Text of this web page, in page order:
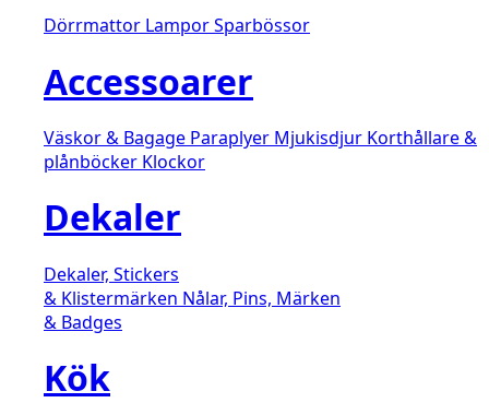
Dörrmattor LamporSparbössor
Accessoarer
Väskor & Bagage Paraplyer Mjukisdjur Korthållare &
plånböcker Klockor
Dekaler
Dekaler, Stickers
& Klistermärken Nålar, Pins, Märken
& Badges
Kök